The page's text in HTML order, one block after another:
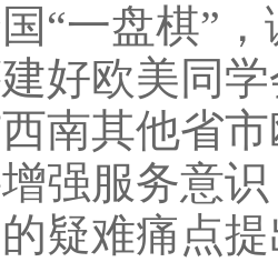
“一盘棋”
好欧美同
南其他省
强服务意
疑难痛点